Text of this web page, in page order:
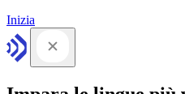
Inizia